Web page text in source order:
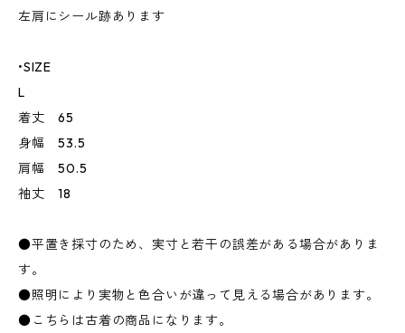
左肩にシール跡あります
•SIZE
L
着丈 65
身幅 53.5
肩幅 50.5
袖丈 18
●平置き採寸のため、実寸と若干の誤差がある場合がありま
す。
●照明により実物と色合いが違って見える場合があります。
●こちらは古着の商品になります。